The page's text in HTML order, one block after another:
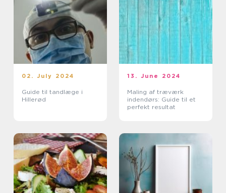
02. July 2024
Guide til tandlæge i
Hillerød
13. June 2024
Maling af træværk
indendørs: Guide til et
perfekt resultat